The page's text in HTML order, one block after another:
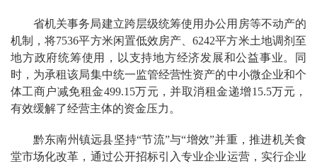
省机关事务局建立跨层级统筹使用办公用房等不动产的
机制，将7536平方米闲置低效房产、6242平方米土地调剂至
地方政府统筹使用，以支持地方经济发展和公益事业。同
时，为承租该局集中统一监管经营性资产的中小微企业和个
体工商户减免租金499.15万元，并取消租金递增15.5万元，
有效缓解了经营主体的资金压力。
黔东南州镇远县坚持“节流”与“增效”并重，推进机关食
堂市场化改革，通过公开招标引入专业企业运营，实行企业